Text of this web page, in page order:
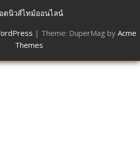
ตนิวส์ไทม์ออนไลน์
| Theme: DuperMag by Acme
Themes